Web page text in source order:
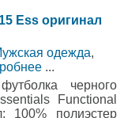
Ess оригинал
одежда,
...
черного
Functional
100% полиэстер